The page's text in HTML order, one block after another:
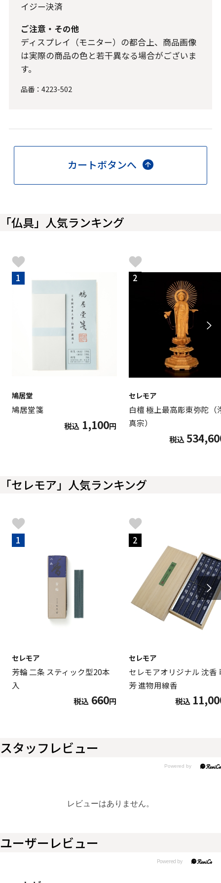
イジー決済
ご注意・その他
ディスプレイ（モニター）の都合上、商品画像
は実際の商品の色と若干異なる場合がございま
す。
品番： 4223-502
カートボタンへ
「仏具」人気ランキング
1
鳩居堂
鳩居堂箋
税込 1,100円
2
セレモア
白檀 極上最高彫東弥陀（
真宗）
税込
「セレモア」人気ランキング
1
セレモア
芳輪 二条 スティック型20本
入
税込 660円
2
セレモア
セレモアオリジナル 沈香
芳 進物用線香
税込
スタッフレビュー
レビューはありません。
ユーザーレビュー